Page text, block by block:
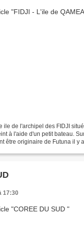
ile de l'archipel des FIDJI
à l'aide d'un petit bateau.
être originaire de Futuna il y
17:30